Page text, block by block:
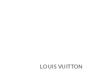
LOUIS VUITTON